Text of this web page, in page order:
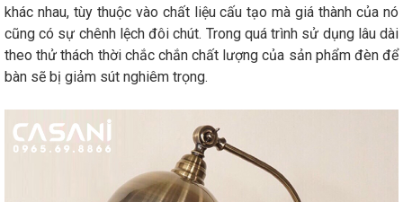
khác nhau, tùy thuộc vào chất liệu cấu tạo mà giá thành của nó
cũng có sự chênh lệch đôi chút. Trong quá trình sử dụng lâu dài
theo thử thách thời chắc chắn chất lượng của sản phẩm đèn để
bàn sẽ bị giảm sút nghiêm trọng.